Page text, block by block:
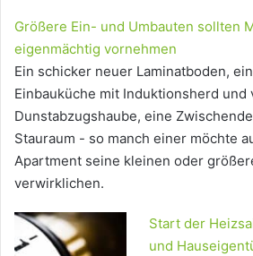
Größere Ein- und Umbauten sollten
eigenmächtig vornehmen
Ein schicker neuer Laminatboden,
Einbauküche mit Induktionsherd und
Dunstabzugshaube, eine
Stauraum - so manch einer möchte
Apartment seine kleinen oder
verwirklichen.
Start der
und